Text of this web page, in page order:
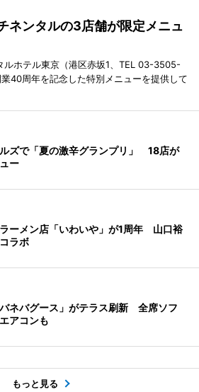
ネンタルの3店舗が限定メニュ
ルホテル東京（港区赤坂1、TEL 03-3505-
40周年を記念した特別メニューを提供して
ズで「夏の激辛グランプリ」 18店が
ー
ーメン店「いわいや」が1周年 山口裕
ラボ
ネバグース」がテラス刷新 全席ソフ
アコンも
もっと見る